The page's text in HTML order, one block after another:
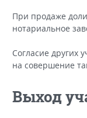
При продаже
нотариальное
Согласие других
на совершение
Выход